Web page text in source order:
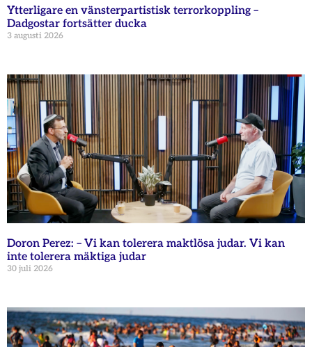
Ytterligare en vänsterpartistisk terrorkoppling –
Dadgostar fortsätter ducka
3 augusti 2026
Doron Perez: – Vi kan tolerera maktlösa judar. Vi kan
inte tolerera mäktiga judar
30 juli 2026